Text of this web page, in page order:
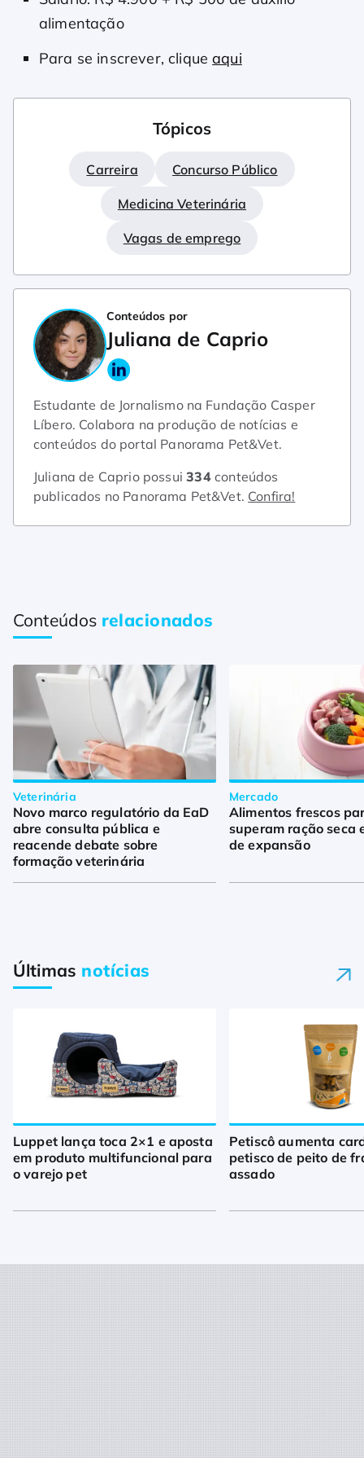
alimentação
Para se inscrever, cliqueaqui
Tópicos
Carreira Concurso Público
Medicina Veterinária
Vagas de emprego
Conteúdos por
Juliana de Caprio
Estudante de Jornalismo na Fundação Casper
Líbero. Colabora na produção de notícias e
conteúdos do portal Panorama Pet&Vet.
Juliana de Caprio possui 334conteúdos
publicados no Panorama Pet&Vet. Confira!
Conteúdos relacionados
Veterinária
Novo marco regulatório da EaD
abre consulta pública e
reacende debate sobre
formação veterinária
Mercado
Alimentos frescos
superam ração seca
de expansão
Últimas notícias
Luppet lança toca 2×1 e aposta
em produto multifuncional para
o varejo pet
Petiscô aumenta
petisco de peito de
assado